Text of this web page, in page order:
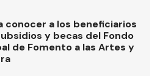
ante el riesgo de lluvias
por el fenómeno de El